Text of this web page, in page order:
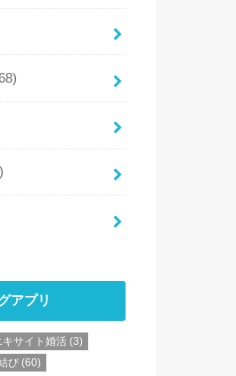
アプリ
キサイト婚活 (3)
び (60)